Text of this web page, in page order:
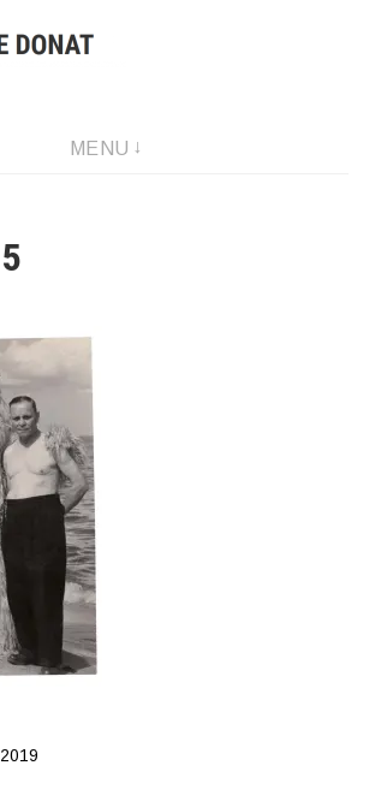
Marie Donat work: artist, collector and
MENU